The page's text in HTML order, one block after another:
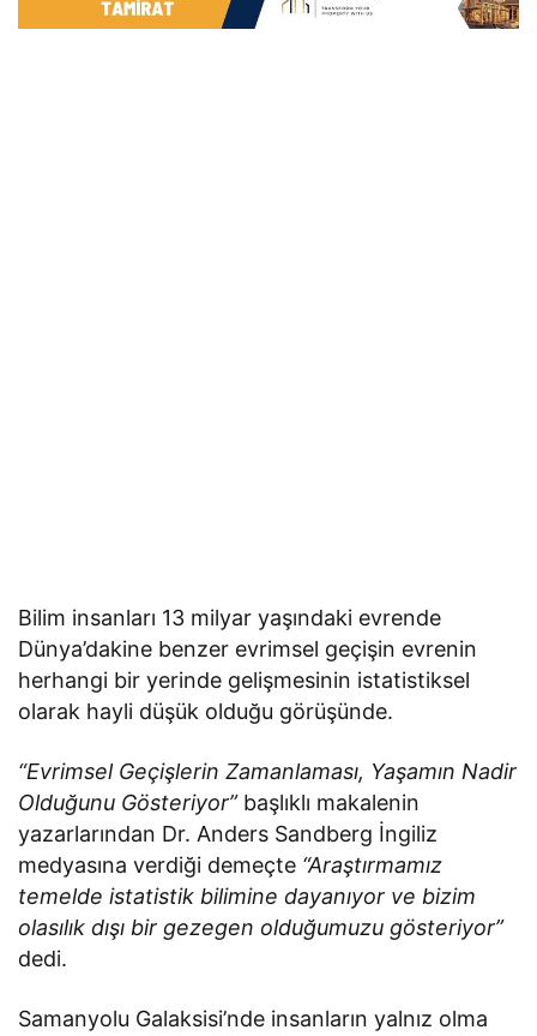
Bilim insanları 13 milyar yaşındaki evrende
Dünya’dakine benzer evrimsel geçişin evrenin
herhangi bir yerinde gelişmesinin istatistiksel
olarak hayli düşük olduğu görüşünde.
“Evrimsel Geçişlerin Zamanlaması, Yaşamın Nadir
Olduğunu Gösteriyor”başlıklı makalenin
yazarlarından Dr. Anders Sandberg İngiliz
medyasına verdiği demeçte “Araştırmamız
temelde istatistik bilimine dayanıyor ve bizim
olasılık dışı bir gezegen olduğumuzu gösteriyor”
dedi.
Samanyolu Galaksisi’nde insanların yalnız olma